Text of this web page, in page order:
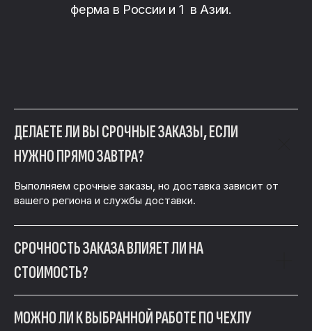
ДЕЛАЕТЕ ЛИ ВЫ СРОЧНЫЕ ЗАКАЗЫ, ЕСЛИ
НУЖНО ПРЯМО ЗАВТРА?
Выполняем срочные заказы, но доставка зависит от
вашего региона и службы доставки.
СРОЧНОСТЬ ЗАКАЗА ВЛИЯЕТ ЛИ НА
СТОИМОСТЬ?
МОЖНО ЛИ К ВЫБРАННОЙ РАБОТЕ ПО ЧЕХЛУ
ОБСУДИМ ВАШ АКСЕССУАР
или сразу позвоните — мастерская
отвечает в рабочее время по будням.
СВЯЖИТЕСЬ С НАМИ
Позвонить
Email